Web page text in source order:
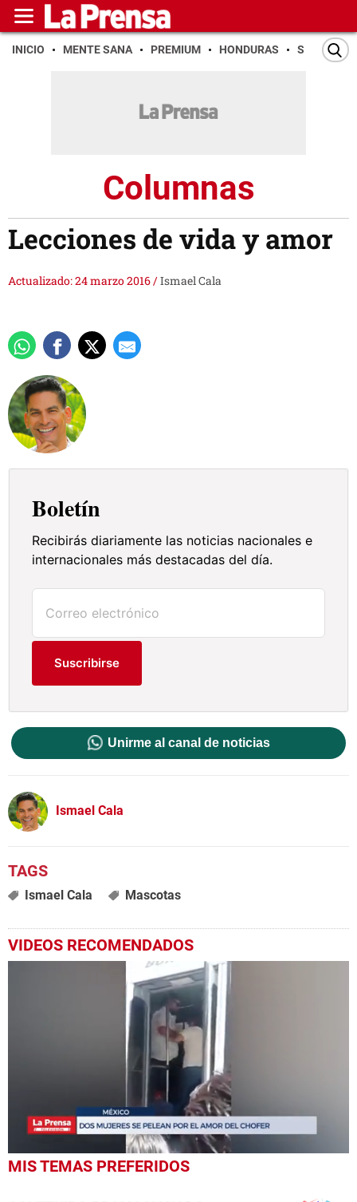
INICIO MENTE SANA PREMIUM HONDURAS SAN PEDRO
Columnas
Lecciones de vida y amor
Actualizado: 24 marzo 2016/Ismael Cala
Boletín
Recibirás diariamente las noticias nacionales e
internacionales más destacadas del día.
Suscribirse
Unirme al canal de noticias
Ismael Cala
Ismael Cala Mascotas
VIDEOS RECOMENDADOS
0
seconds
MIS TEMAS PREFERIDOS